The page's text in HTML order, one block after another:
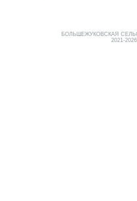
БОЛЬШЕЖУКОВСКАЯ
2021-2026